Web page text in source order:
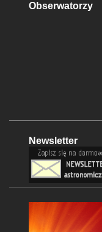
Obserwatorzy
Newsletter